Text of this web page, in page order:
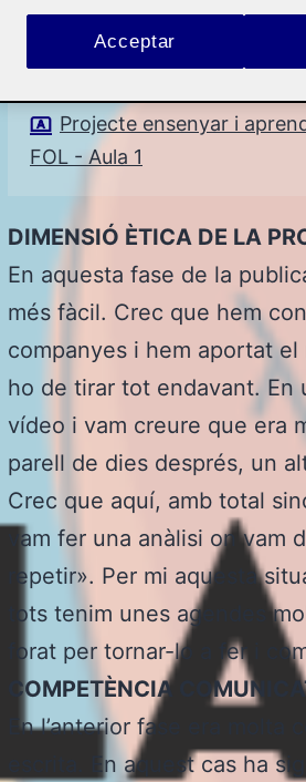
Projecte ensenyar i
FOL - Aula 1
DIMENSIÓ ÈTICA DE LA
En aquesta fase de la
més fàcil. Crec que hem
companyes i hem aportat
ho de tirar tot endavant. En
vídeo i vam creure que era
parell de dies després, un
Crec que aquí, amb total
vam fer una anàlisi on
repetir». Per mi aquesta
tots tenim unes agendes
forat per tornar-lo a fer i
COMPETÈNCIA
En l’anterior fase era
escrita. En aquest cas ha
Acceptar